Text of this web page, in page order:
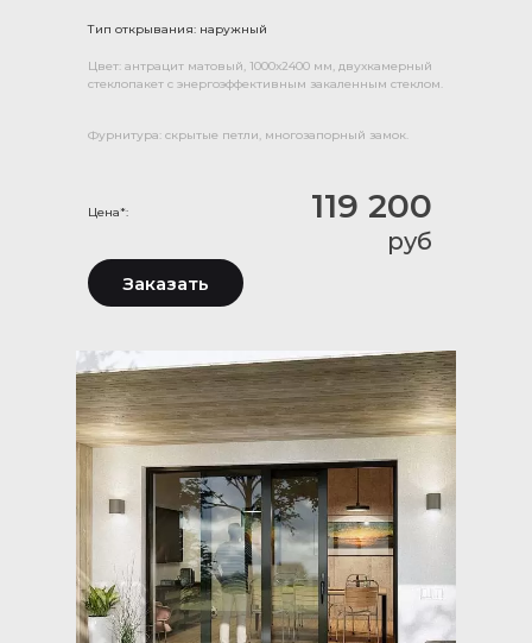
Тип открывания: наружный
119 200
руб
Цена*:
Цвет: антрацит матовый, 1000х2400 мм, двухкамерный
стеклопакет с энергоэффективным закаленным стеклом.
Фурнитура: скрытые петли, многозапорный замок.
Заказать